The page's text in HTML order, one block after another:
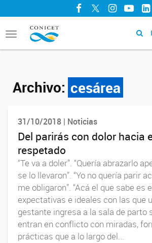
Facebook
TwitterInstagram
Toggle
navigation
Archivo: cesárea
31/10/2018 | Noticias
Del parirás con dolor hacia
respetado
“Te va a doler”. “Quería abrazarlo
se lo llevaron”. “Yo no quería parir
me obligaron”. “Acá el que sabe es
expectativas e ideales con las que
gestante ingresa a la sala de parto
entran en conflicto con miradas,
prácticas que a lo largo del...